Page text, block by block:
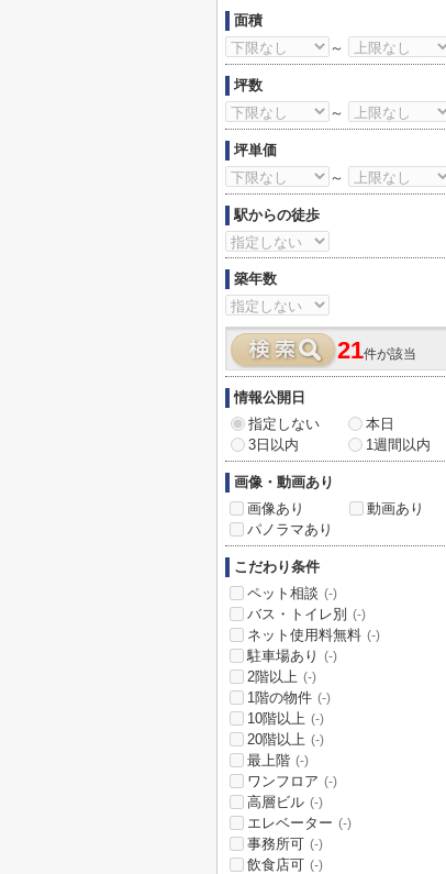
面積
～
坪数
～
坪単価
～
駅からの徒歩
築年数
21件が該当
情報公開日
指定しない
本日
3日以内
1週間以内
画像・動画あり
画像あり
動画あり
パノラマあり
こだわり条件
ペット相談 (-)
バス・トイレ別 (-)
ネット使用料無料 (-)
駐車場あり (-)
2階以上 (-)
1階の物件 (-)
10階以上 (-)
20階以上 (-)
最上階 (-)
ワンフロア (-)
高層ビル (-)
エレベーター (-)
事務所可 (-)
飲食店可 (-)